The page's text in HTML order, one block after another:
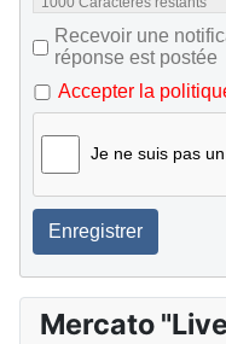
Recevoir une
réponse est postée
Accepter la
Je ne suis pas
Enregistrer
Mercato